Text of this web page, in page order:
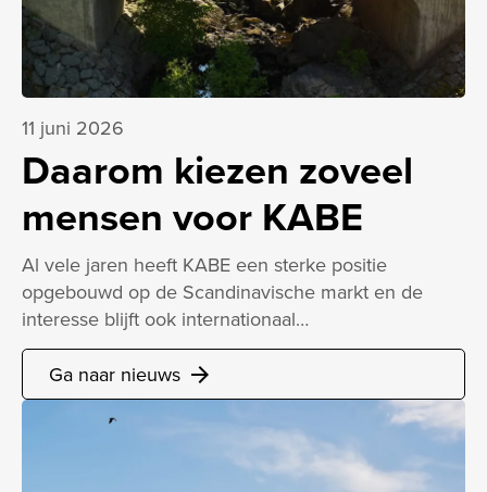
11 juni 2026
Daarom kiezen zoveel
mensen voor KABE
Al vele jaren heeft KABE een sterke positie
opgebouwd op de Scandinavische markt en de
interesse blijft ook internationaal…
Ga naar nieuws arrow_forward